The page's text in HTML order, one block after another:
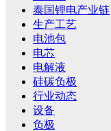
泰国锂电产业链
生产工艺
电池包
电芯
电解液
硅碳负极
行业动态
设备
负极